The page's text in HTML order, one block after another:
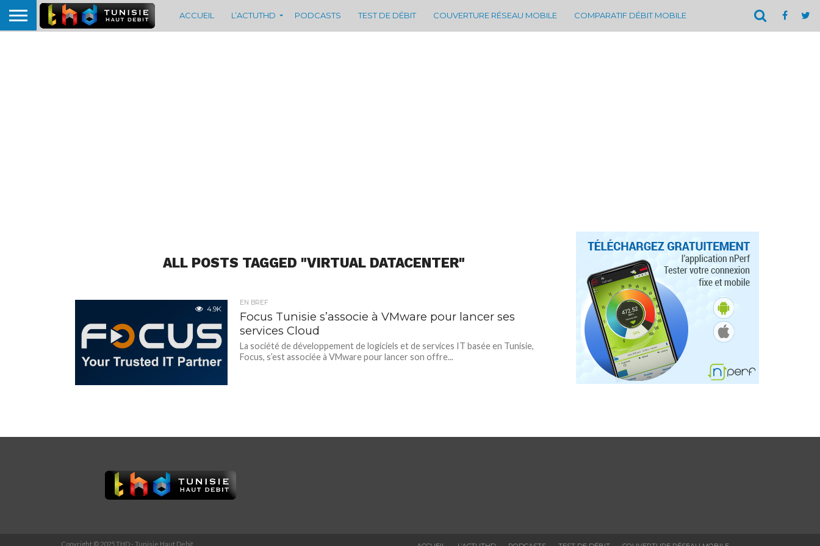
ACCUEIL L’ACTUTHD PODCASTS TEST DE DÉBIT COUVERTURE RÉSEAU MOBILE COMPARATIF DÉBIT MOBILE
ALL POSTS TAGGED "VIRTUAL DATACENTER"
4.9K
EN BREF
Focus Tunisie s’associe à VMware pour lancer ses
services Cloud
La société de développement de logiciels et de services IT basée en Tunisie,
Focus, s’est associée à VMware pour lancer son offre...
Copyright © 2025 THD - Tunisie Haut Debit.